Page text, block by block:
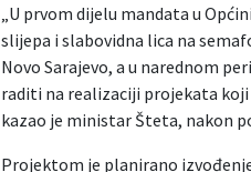
„U prvom dijelu mandata u
slijepa i slabovidna lica na
Novo Sarajevo, a u narednom
raditi na realizaciji projekata
kazao je ministar Šteta, nakon
Projektom je planirano